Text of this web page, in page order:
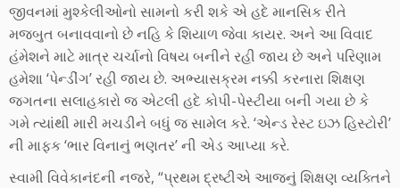
જીવનમાં મુશ્કેલીઓનો સામનો કરી શકે એ હદે માનસિક રીતે
મજબુત બનાવવાનો છે નહિ કે શિયાળ જેવા કાયર. અને આ વિવાદ
હંમેશને માટે માત્ર ચર્ચાનો વિષય બનીને રહી જાય છે અને પરિણામ
હમેશા ‘પેન્ડીંગ’ રહી જાય છે. અભ્યાસક્રમ નક્કી કરનારા શિક્ષણ
જગતના સલાહકારો જ એટલી હદે કોપી-પેસ્ટીયા બની ગયા છે કે
ગમે ત્યાંથી મારી મચડીને બધું જ સામેલ કરે. ‘એન્ડ રેસ્ટ ઇઝ હિસ્ટોરી’
ની માફક ‘ભાર વિનાનું ભણતર’ ની એડ આપ્યા કરે.
સ્વામી વિવેકાનંદની નજરે, “પ્રથમ દ્રષ્ટીએ આજનું શિક્ષણ વ્યક્તિને